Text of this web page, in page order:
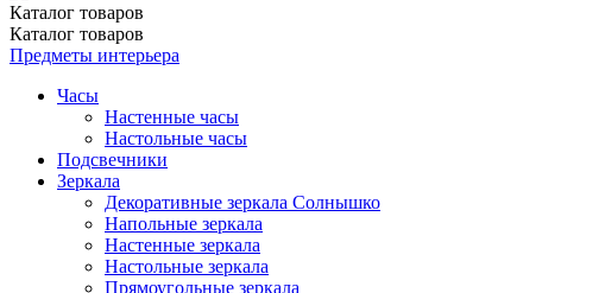
Каталог товаров
Каталог товаров
Предметы интерьера
Часы
Настенные часы
Настольные часы
Подсвечники
Зеркала
Декоративные зеркала Солнышко
Напольные зеркала
Настенные зеркала
Настольные зеркала
Прямоугольные зеркала